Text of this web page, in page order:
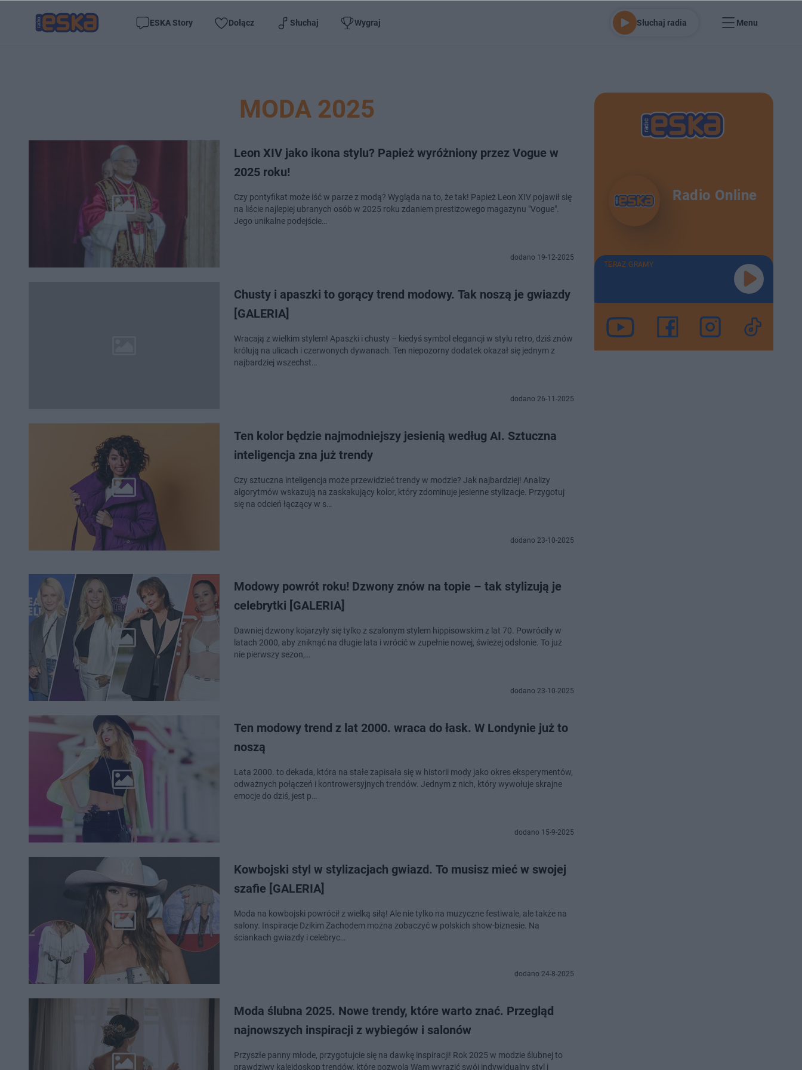
ESKA Story Dołącz Słuchaj Wygraj Słuchaj radia Menu
MODA 2025
Leon XIV jako ikona stylu? Papież wyróżniony przez Vogue w
2025 roku!
Czy pontyfikat może iść w parze z modą? Wygląda na to, że tak! Papież Leon XIV pojawił się
na liście najlepiej ubranych osób w 2025 roku zdaniem prestiżowego magazynu "Vogue".
Jego unikalne podejście…
dodano 19-12-2025
Chusty i apaszki to gorący trend modowy. Tak noszą je gwiazdy
[GALERIA]
Wracają z wielkim stylem! Apaszki i chusty – kiedyś symbol elegancji w stylu retro, dziś znów
królują na ulicach i czerwonych dywanach. Ten niepozorny dodatek okazał się jednym z
najbardziej wszechst…
dodano 26-11-2025
Ten kolor będzie najmodniejszy jesienią według AI. Sztuczna
inteligencja zna już trendy
Czy sztuczna inteligencja może przewidzieć trendy w modzie? Jak najbardziej! Analizy
algorytmów wskazują na zaskakujący kolor, który zdominuje jesienne stylizacje. Przygotuj
się na odcień łączący w s…
dodano 23-10-2025
Modowy powrót roku! Dzwony znów na topie – tak stylizują je
celebrytki [GALERIA]
Dawniej dzwony kojarzyły się tylko z szalonym stylem hippisowskim z lat 70. Powróciły w
latach 2000, aby zniknąć na długie lata i wrócić w zupełnie nowej, świeżej odsłonie. To już
nie pierwszy sezon,…
dodano 23-10-2025
Ten modowy trend z lat 2000. wraca do łask. W Londynie już to
noszą
Lata 2000. to dekada, która na stałe zapisała się w historii mody jako okres eksperymentów,
odważnych połączeń i kontrowersyjnych trendów. Jednym z nich, który wywołuje skrajne
emocje do dziś, jest p…
dodano 15-9-2025
Kowbojski styl w stylizacjach gwiazd. To musisz mieć w swojej
szafie [GALERIA]
Moda na kowbojski powrócił z wielką siłą! Ale nie tylko na muzyczne festiwale, ale także na
salony. Inspiracje Dzikim Zachodem można zobaczyć w polskich show-biznesie. Na
ściankach gwiazdy i celebryc…
dodano 24-8-2025
Moda ślubna 2025. Nowe trendy, które warto znać. Przegląd
najnowszych inspiracji z wybiegów i salonów
Przyszłe panny młode, przygotujcie się na dawkę inspiracji! Rok 2025 w modzie ślubnej to
prawdziwy kalejdoskop trendów, które pozwolą Wam wyrazić swój indywidualny styl i
Radio Online
TERAZ GRAMY